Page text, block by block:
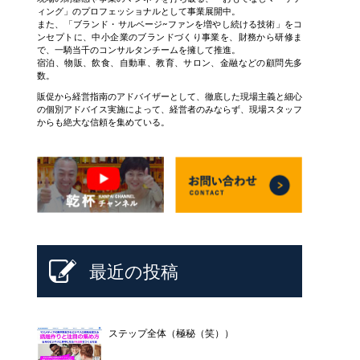
ィング」のプロフェッショナルとして事業展開中。
また、「ブランド・サルベージ~ファンを増やし続ける技術」をコ
ンセプトに、中小企業のブランドづくり事業を、財務から研修ま
で、一騎当千のコンサルタンチームを擁して推進。
宿泊、物販、飲食、自動車、教育、サロン、金融などの顧問先多
数。
販促から経営指南のアドバイザーとして、徹底した現場主義と細心
の個別アドバイス実施によって、経営者のみならず、現場スタッフ
からも絶大な信頼を集めている。
最近の投稿
ステップ全体（極秘（笑））